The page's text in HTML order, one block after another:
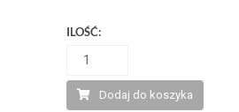
ILOŚĆ:
Dodaj do koszyka